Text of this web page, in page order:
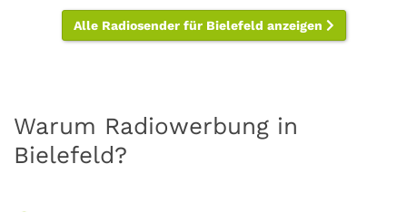
Alle Radiosender für Bielefeld anzeigen
Warum Radiowerbung in
Bielefeld?